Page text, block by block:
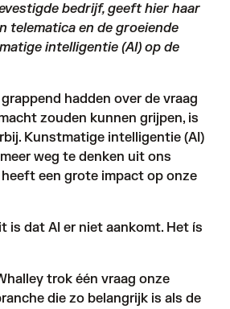
bedrijf, geeft hier haar
telematica en de groeiende
intelligentie (AI) op de
hadden over de vraag
zouden kunnen grijpen, is
Kunstmatige intelligentie (AI)
weg te denken uit ons
een grote impact op onze
is dat AI er niet aankomt. Het ís
trok één vraag onze
die zo belangrijk is als de